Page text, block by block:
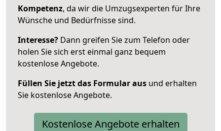
Kompetenz, da wir die Umzugsexperten für Ihre
Wünsche und Bedürfnisse sind.
Interesse? Dann greifen Sie zum Telefon oder
holen Sie sich erst einmal ganz bequem
kostenlose Angebote.
Füllen Sie jetzt das Formular aus und erhalten
Sie kostenlose Angebote.
Kostenlose Angebote erhalten